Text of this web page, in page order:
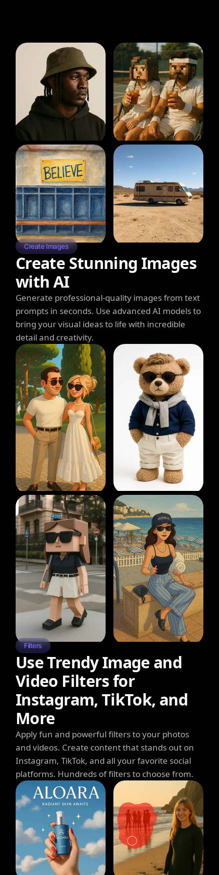
Create Images
Create Stunning Images
with AI
Generate professional-quality images from text
prompts in seconds. Use advanced AI models to
bring your visual ideas to life with incredible
detail and creativity.
Filters
Use Trendy Image and
Video Filters for
Instagram, TikTok, and
More
Apply fun and powerful filters to your photos
and videos. Create content that stands out on
Instagram, TikTok, and all your favorite social
platforms. Hundreds of filters to choose from.